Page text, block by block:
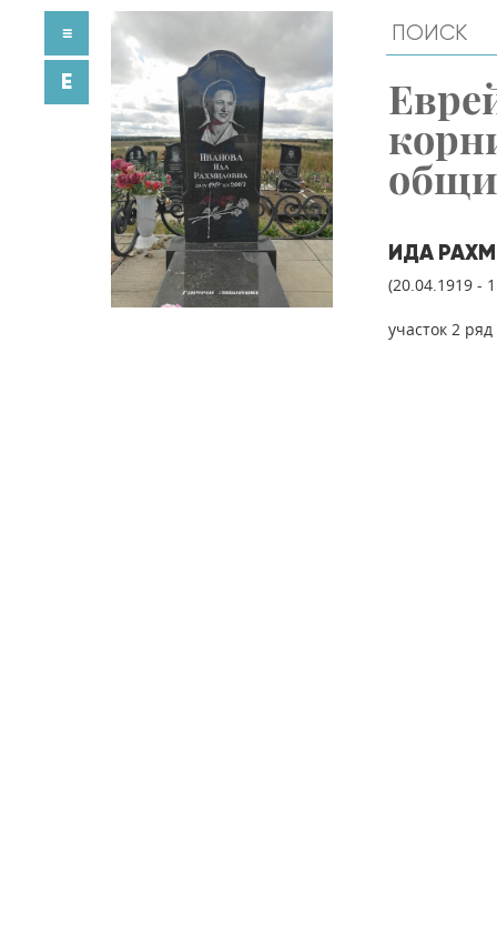
ИДА
(20.04.1919 -
участок 2
≡
E